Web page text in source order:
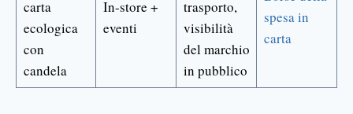
carta
ecologica
con
candela
In-store +
eventi
trasporto,
visibilità
del marchio
in pubblico
spesa in
carta